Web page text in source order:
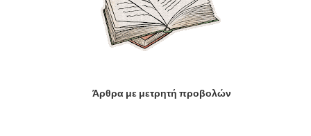
Άρθρα με μετρητή προβολών